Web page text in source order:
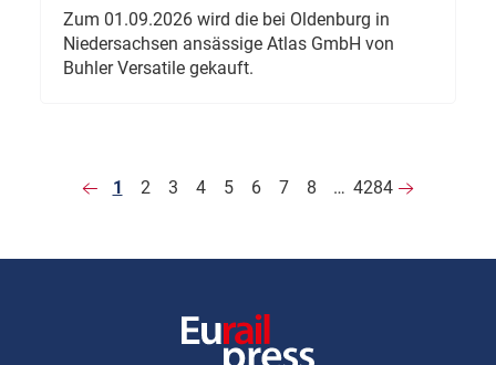
Zum 01.09.2026 wird die bei Oldenburg in
Niedersachsen ansässige Atlas GmbH von
Buhler Versatile gekauft.
1 2 3 4 5 6 7 8 … 4284